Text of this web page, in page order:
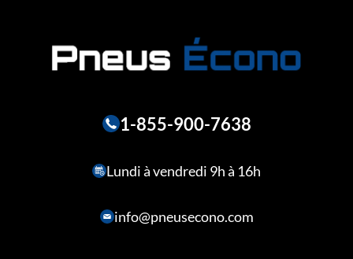
1-855-900-7638
Lundi à vendredi 9h à 16h
info@pneusecono.com